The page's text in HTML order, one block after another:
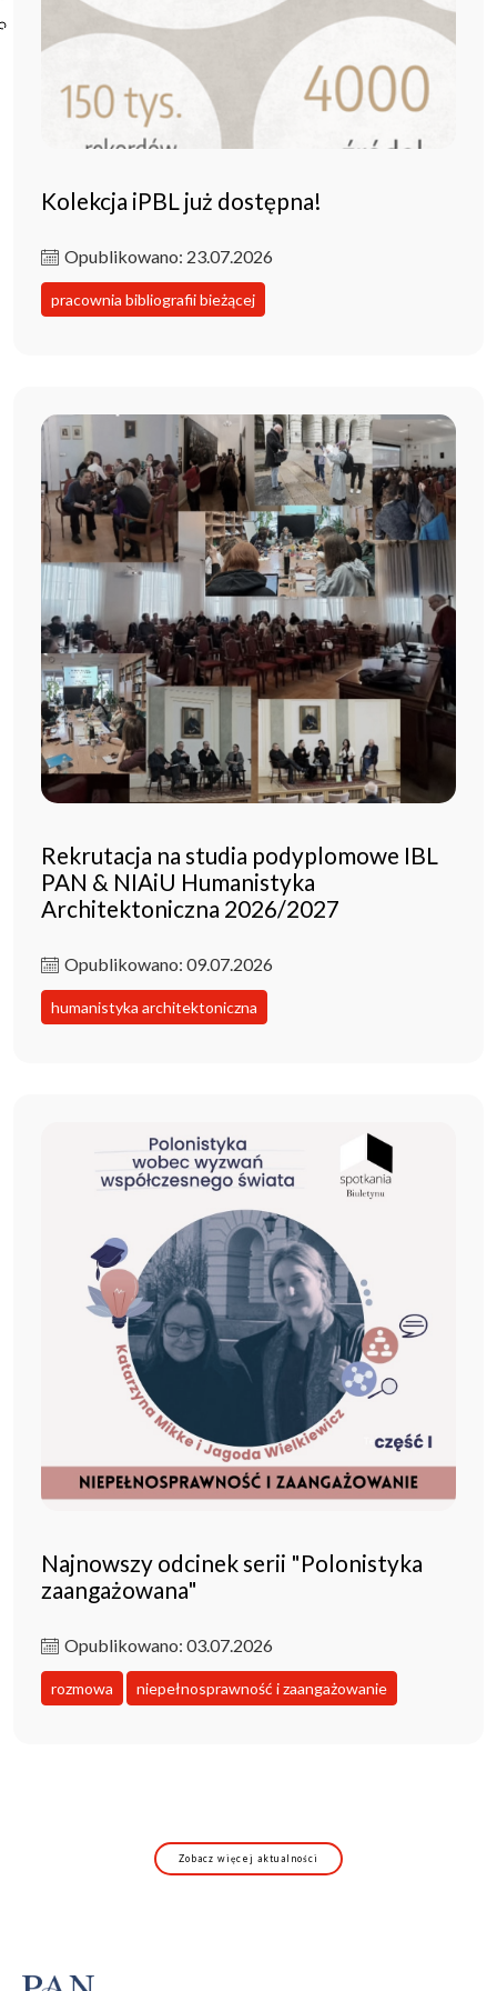
Poczta ibl.waw.pl
Kontakt
Kolekcja iPBL już dostępna!
Opublikowano: 23.07.2026
pracownia bibliografii bieżącej
Rekrutacja na studia podyplomowe IBL
PAN & NIAiU Humanistyka
Architektoniczna 2026/2027
Opublikowano: 09.07.2026
humanistyka architektoniczna
Najnowszy odcinek serii "Polonistyka
zaangażowana"
Opublikowano: 03.07.2026
rozmowa niepełnosprawność i zaangażowanie
Zobacz więcej aktualności